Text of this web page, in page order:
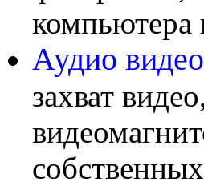
компьютера
Аудио
захват